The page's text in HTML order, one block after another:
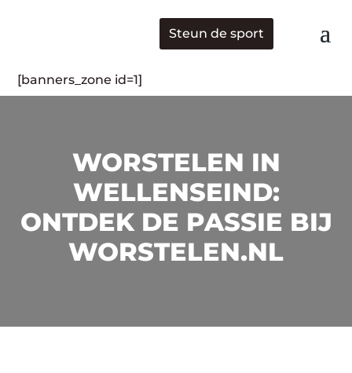
Steun de sport
[banners_zone id=1]
WORSTELEN IN
WELLENSEIND:
ONTDEK DE PASSIE BIJ
WORSTELEN.NL